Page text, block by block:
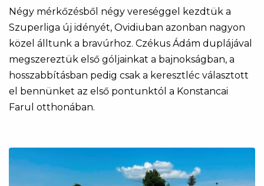
Négy mérkőzésből négy vereséggel kezdtük a
Szuperliga új idényét, Ovidiuban azonban nagyon
közel álltunk a bravúrhoz. Czékus Ádám duplájával
megszereztük első góljainkat a bajnokságban, a
hosszabbításban pedig csak a keresztléc választott
el bennünket az első pontunktól a Konstancai
Farul otthonában.